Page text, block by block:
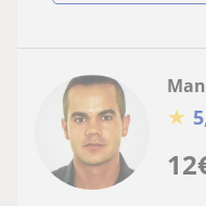
12
★